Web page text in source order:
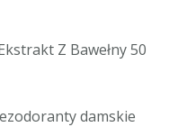
Z Bawełny 50
damskie